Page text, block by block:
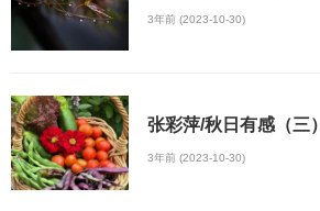
3年前 (2023-10-30)
张彩萍/秋日有感（三）
3年前 (2023-10-30)